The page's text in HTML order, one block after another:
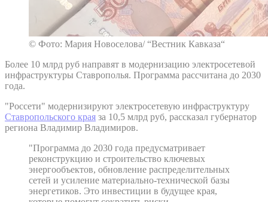
© Фото: Мария Новоселова/ “Вестник Кавказа“
Более 10 млрд руб направят в модернизацию электросетевой
инфраструктуры Ставрополья. Программа рассчитана до 2030
года.
"Россети" модернизируют электросетевую инфраструктуру
Ставропольского края за 10,5 млрд руб, рассказал губернатор
региона Владимир Владимиров.
"Программа до 2030 года предусматривает
реконструкцию и строительство ключевых
энергообъектов, обновление распределительных
сетей и усиление материально-технической базы
энергетиков. Это инвестиции в будущее края,